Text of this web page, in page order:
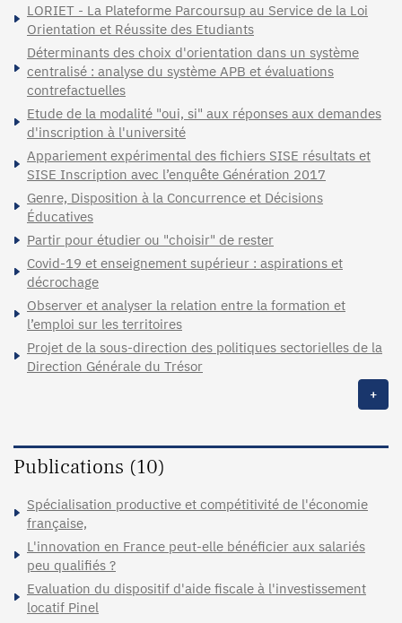
LORIET - La Plateforme Parcoursup au Service de la Loi
Orientation et Réussite des Etudiants
Déterminants des choix d'orientation dans un système
centralisé : analyse du système APB et évaluations
contrefactuelles
Etude de la modalité "oui, si" aux réponses aux demandes
d'inscription à l'université
Appariement expérimental des fichiers SISE résultats et
SISE Inscription avec l’enquête Génération 2017
Genre, Disposition à la Concurrence et Décisions
Éducatives
Partir pour étudier ou "choisir" de rester
Covid-19 et enseignement supérieur : aspirations et
décrochage
Observer et analyser la relation entre la formation et
l’emploi sur les territoires
Projet de la sous-direction des politiques sectorielles de la
Direction Générale du Trésor
+
Publications (10)
Spécialisation productive et compétitivité de l'économie
française,
L'innovation en France peut-elle bénéficier aux salariés
peu qualifiés ?
Evaluation du dispositif d'aide fiscale à l'investissement
locatif Pinel